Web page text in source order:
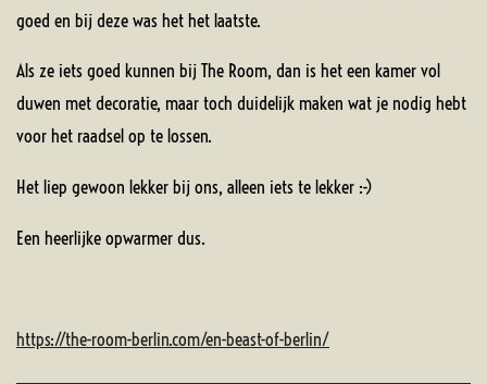
goed en bij deze was het het laatste.
Als ze iets goed kunnen bij The Room, dan is het een kamer vol
duwen met decoratie, maar toch duidelijk maken wat je nodig hebt
voor het raadsel op te lossen.
Het liep gewoon lekker bij ons, alleen iets te lekker :-)
Een heerlijke opwarmer dus.
https://the-room-berlin.com/en-beast-of-berlin/